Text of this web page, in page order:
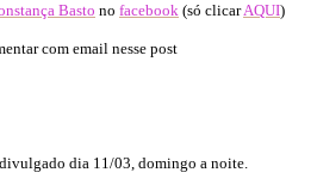
Basto no facebook (só clicarAQUI)
com email nesse post
dia 11/03, domingo a noite.